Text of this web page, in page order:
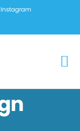
Instagram